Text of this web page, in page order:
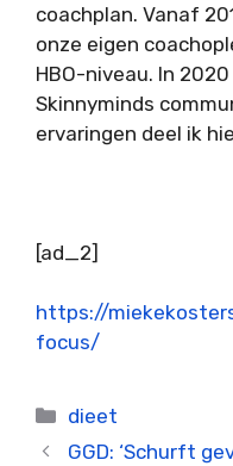
coachplan. Vanaf
onze eigen
HBO-niveau. In
Skinnyminds
ervaringen deel ik
[ad_2]
https://
focus/
Categorieën
dieet
GGD: ‘Schurft